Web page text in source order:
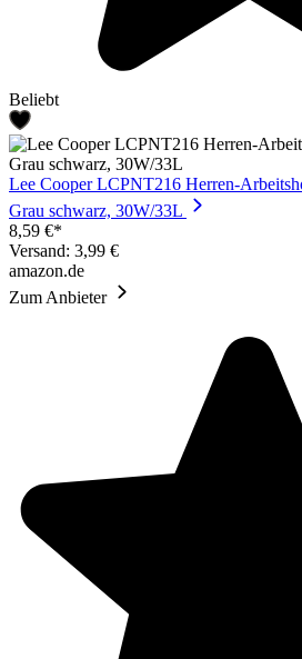
Beliebt
Lee Cooper LCPNT216 Herren-
Grau schwarz, 30W/33L
8,59 €*
Versand: 3,99 €
amazon.de
Zum Anbieter